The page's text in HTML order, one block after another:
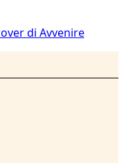
di Avvenire